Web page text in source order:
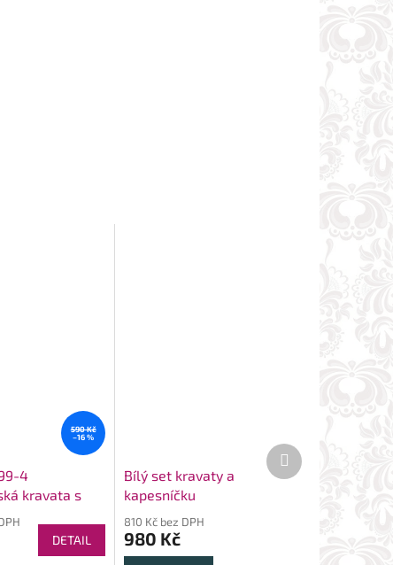
590 Kč
–16 %
4
kravata s
DETAIL
Bílý set kravaty a
kapesníčku
810 Kč bez DPH
980 Kč
Další
produkt